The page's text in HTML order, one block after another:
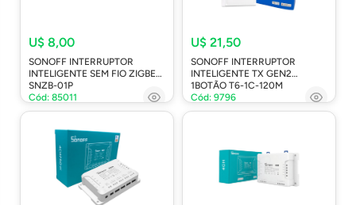
U$ 8,00
SONOFF INTERRUPTOR
INTELIGENTE SEM FIO ZIGBEE
SNZB-01P
Cód: 85011
U$ 21,50
SONOFF INTERRUPTOR
INTELIGENTE TX GEN2
1BOTÃO T6-1C-120M
Cód: 9796